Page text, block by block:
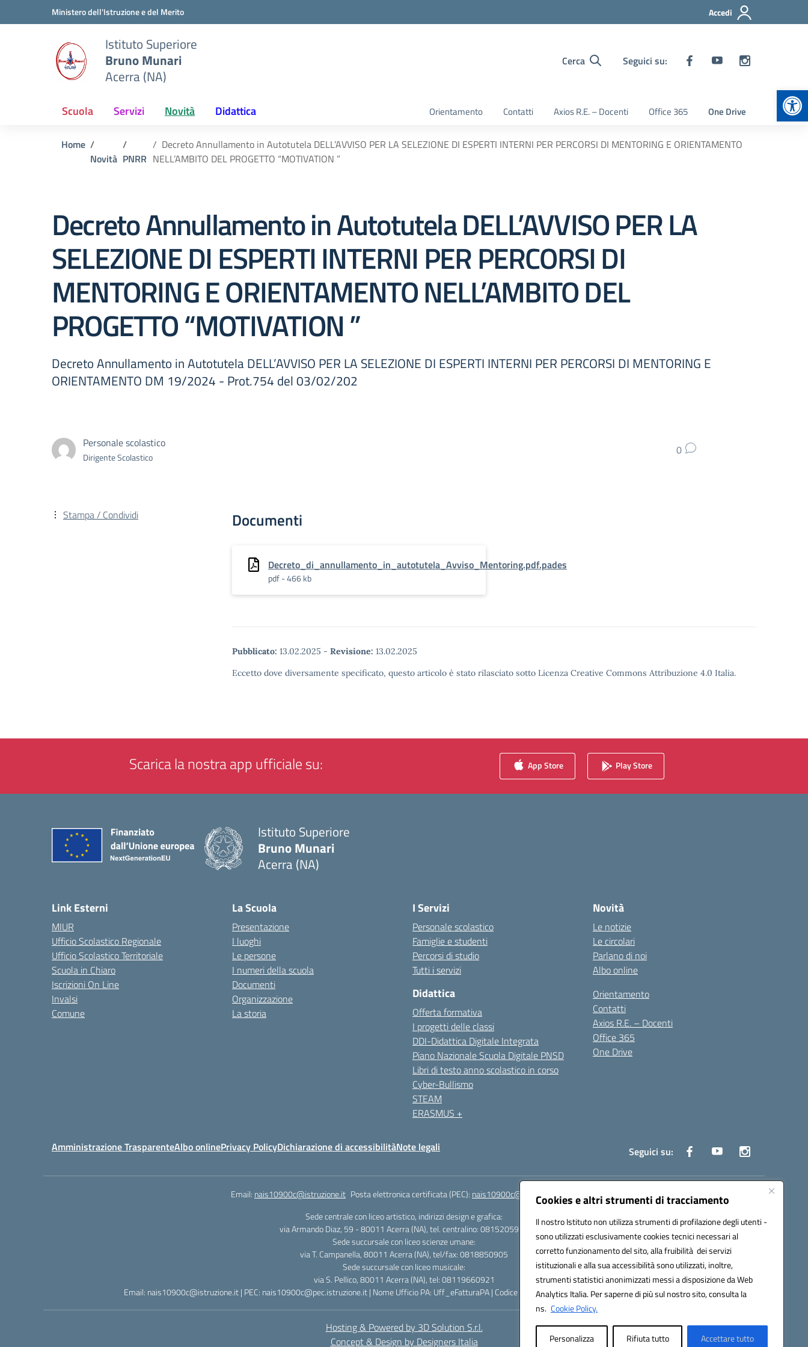
Cookies e altri strumenti di tracciamento
Il nostro Istituto non utilizza strumenti di profilazione degli utenti -
sono utilizzati esclusivamente cookies tecnici necessari al
corretto funzionamento del sito, alla fruibilità dei servizi
istituzionali e alla sua accessibilità sono utilizzati, inoltre,
strumenti statistici anonimizzati messi a disposizione da Web
Analytics Italia. Per saperne di più sul nostro sito, consulta la
ns. Cookie Policy.
Personalizza Rifiuta tutto Accettare tutto
Vai ai contenuti
Vai al menu di navigazioneMinistero dell'Istruzione e del Merito Accedi
Istituto Superiore
Bruno Munari
Acerra (NA)
Cerca Seguici su:
Scuola Servizi Novità Didattica Orientamento Contatti Axios R.E. – Docenti Office 365 One Drive
Home
Novità PNRR
Decreto Annullamento in Autotutela DELL’AVVISO PER LA SELEZIONE DI ESPERTI INTERNI PER PERCORSI DI MENTORING E ORIENTAMENTO
NELL’AMBITO DEL PROGETTO “MOTIVATION ”
Decreto Annullamento in Autotutela DELL’AVVISO PER LA
SELEZIONE DI ESPERTI INTERNI PER PERCORSI DI
MENTORING E ORIENTAMENTO NELL’AMBITO DEL
PROGETTO “MOTIVATION ”
Decreto Annullamento in Autotutela DELL’AVVISO PER LA SELEZIONE DI ESPERTI INTERNI PER PERCORSI DI MENTORING E
ORIENTAMENTO DM 19/2024 - Prot.754 del 03/02/202
Personale scolastico
Dirigente Scolastico 0
Documenti
Decreto_di_annullamento_in_autotutela_Avviso_Mentoring.pdf.pades
pdf - 466 kb
Pubblicato: 13.02.2025 - Revisione: 13.02.2025
Eccetto dove diversamente specificato, questo articolo è stato rilasciato sotto Licenza Creative Commons Attribuzione 4.0 Italia.
Stampa / Condividi
Scarica la nostra app ufficiale su: App Store Play Store
Istituto Superiore
Bruno Munari
Acerra (NA)
Link Esterni
MIUR
Ufficio Scolastico Regionale
Ufficio Scolastico Territoriale
Scuola in Chiaro
Iscrizioni On Line
Invalsi
Comune
La Scuola
Presentazione
I luoghi
Le persone
I numeri della scuola
Documenti
Organizzazione
La storia
I Servizi
Personale scolastico
Famiglie e studenti
Percorsi di studio
Tutti i servizi
Didattica
Offerta formativa
I progetti delle classi
DDI-Didattica Digitale Integrata
Piano Nazionale Scuola Digitale PNSD
Libri di testo anno scolastico in corso
Cyber-Bullismo
STEAM
ERASMUS +
Novità
Le notizie
Le circolari
Parlano di noi
Albo online
Orientamento
Contatti
Axios R.E. – Docenti
Office 365
One Drive
Amministrazione TrasparenteAlbo onlinePrivacy PolicyDichiarazione di accessibilitàNote legali Seguici su:
Email: nais10900c@istruzione.it Posta elettronica certificata (PEC): nais10900c@pec.istruzione.it
Sede centrale con liceo artistico, indirizzi design e grafica:
via Armando Diaz, 59 - 80011 Acerra (NA), tel. centralino: 0815205935
Sede succursale con liceo scienze umane:
via T. Campanella, 80011 Acerra (NA), tel/fax: 0818850905
Sede succursale con liceo musicale:
via S. Pellico, 80011 Acerra (NA), tel: 08119660921
Email: nais10900c@istruzione.it | PEC: nais10900c@pec.istruzione.it | Nome Ufficio PA: Uff_eFatturaPA | Codice Univoco ufficio: UFOYYV | C.Fisc: 93056740637
Hosting & Powered by 3D Solution S.r.l.
Concept & Design by Designers Italia